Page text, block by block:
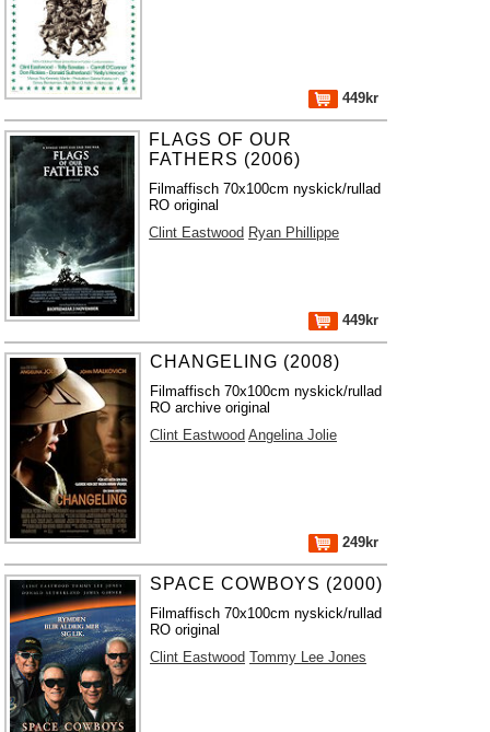
449kr
FLAGS OF OUR
FATHERS (2006)
Filmaffisch 70x100cm nyskick/rullad
RO original
Clint Eastwood Ryan Phillippe
449kr
CHANGELING (2008)
Filmaffisch 70x100cm nyskick/rullad
RO archive original
Clint Eastwood Angelina Jolie
249kr
SPACE COWBOYS (2000)
Filmaffisch 70x100cm nyskick/rullad
RO original
Clint Eastwood Tommy Lee Jones